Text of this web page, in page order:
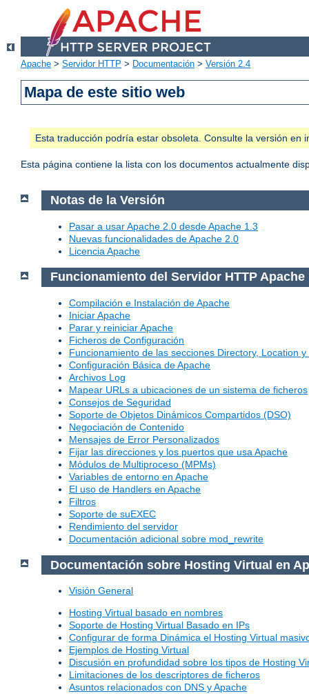
Apache > Servidor HTTP > Documentación > Versión 2.4
Mapa de este sitio web
Esta traducción podría estar obsoleta. Consulte la versión
Esta página contiene la lista con los documentos actualmente
Notas de la Versión
Pasar a usar Apache 2.0 desde Apache 1.3
Nuevas funcionalidades de Apache 2.0
Licencia Apache
Funcionamiento del Servidor HTTP Apache
Compilación e Instalación de Apache
Iniciar Apache
Parar y reiniciar Apache
Ficheros de Configuración
Funcionamiento de las secciones Directory, Location y
Configuración Básica de Apache
Archivos Log
Mapear URLs a ubicaciones de un sistema de ficheros
Consejos de Seguridad
Soporte de Objetos Dinámicos Compartidos (DSO)
Negociación de Contenido
Mensajes de Error Personalizados
Fijar las direcciones y los puertos que usa Apache
Módulos de Multiproceso (MPMs)
Variables de entorno en Apache
El uso de Handlers en Apache
Filtros
Soporte de suEXEC
Rendimiento del servidor
Documentación adicional sobre mod_rewrite
Documentación sobre Hosting Virtual en
Visión General
Hosting Virtual basado en nombres
Soporte de Hosting Virtual Basado en IPs
Configurar de forma Dinámica el Hosting Virtual
Ejemplos de Hosting Virtual
Discusión en profundidad sobre los tipos de Hosting
Limitaciones de los descriptores de ficheros
Asuntos relacionados con DNS y Apache